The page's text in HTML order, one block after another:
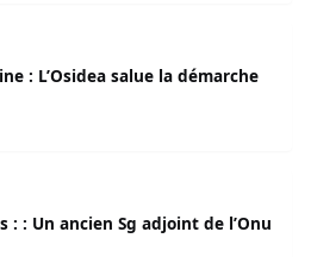
: L’Osidea salue la démarche